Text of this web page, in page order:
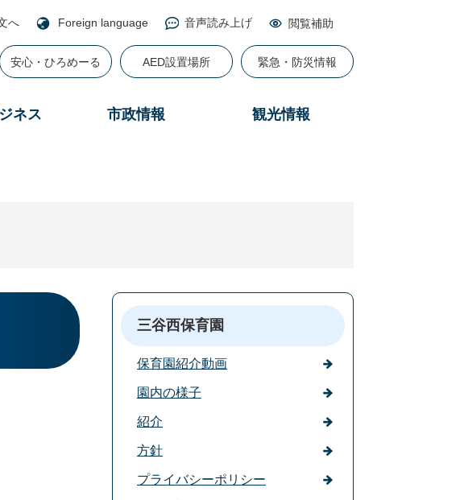
へ Foreign language 音声読み上げ 閲覧補助
安心・ひろめーる AED設置場所 緊急・防災情報
ネス 市政情報 観光情報
三谷西保育園
保育園紹介動画
園内の様子
紹介
方針
プライバシーポリシー